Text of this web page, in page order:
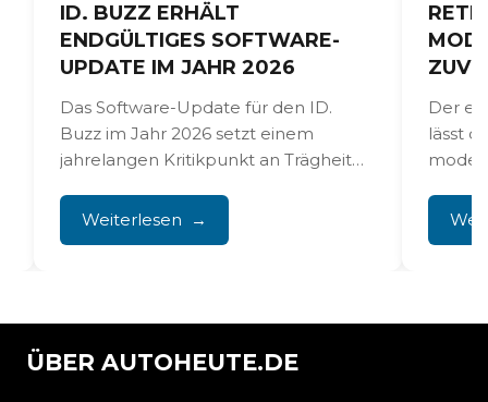
ID. BUZZ ERHÄLT
ENDGÜLTIGES SOFTWARE-
UPDATE IM JAHR 2026
Das Software-Update für den ID.
Buzz im Jahr 2026 setzt einem
jahrelangen Kritikpunkt an Trägheit
Ende....
Weiterlesen
Der
lässt
er...
ÜBER AUTOHEUTE.DE